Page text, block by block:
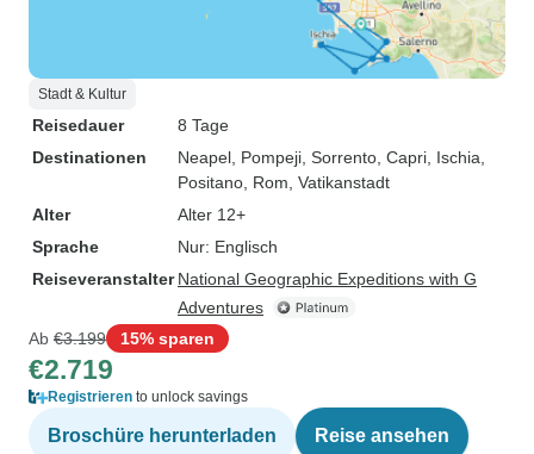
Stadt & Kultur
Reisedauer
8 Tage
Destinationen
Neapel , Pompeji , Sorrento , Capri , Ischia
Positano , Rom , Vatikanstadt
Alter
Alter 12+
Sprache
Nur: Englisch
Reiseveranstalter National Geographic Expeditions with G
Adventures
Ab €3.199 15% sparen
€2.719
Registrieren to unlock savings
Broschüre herunterladen Reise ansehen